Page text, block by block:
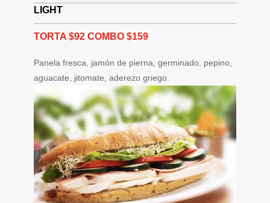
LIGHT
TORTA $92 COMBO $159
Panela fresca, jamón de pierna, germinado, pepino,
aguacate, jitomate, aderezo griego.